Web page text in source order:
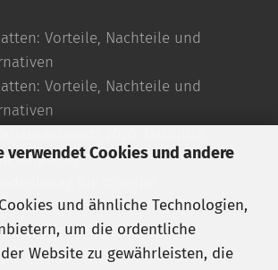
verwendet Cookies und andere
und ähnliche Technologien,
um die ordentliche
Website zu gewährleisten, die
Vorteile, Nachteile und
Vorteile, Nachteile und
langlebig
für stilvolle
richtig verlegen
und pflegen